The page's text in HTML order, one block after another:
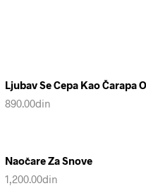
Ljubav Se Cepa Kao Čarapa
890.00din
Naočare Za Snove
1,200.00din